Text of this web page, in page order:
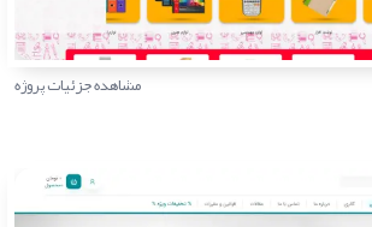
مشاهده جزئیات پروژه